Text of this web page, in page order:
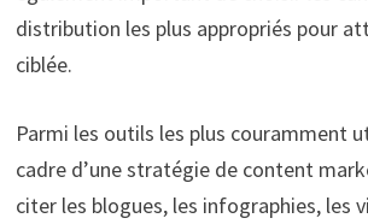
distribution les plus appropriés pour
ciblée.
Parmi les outils les plus couramment
cadre d’une stratégie de content
citer les blogues, les infographies, les